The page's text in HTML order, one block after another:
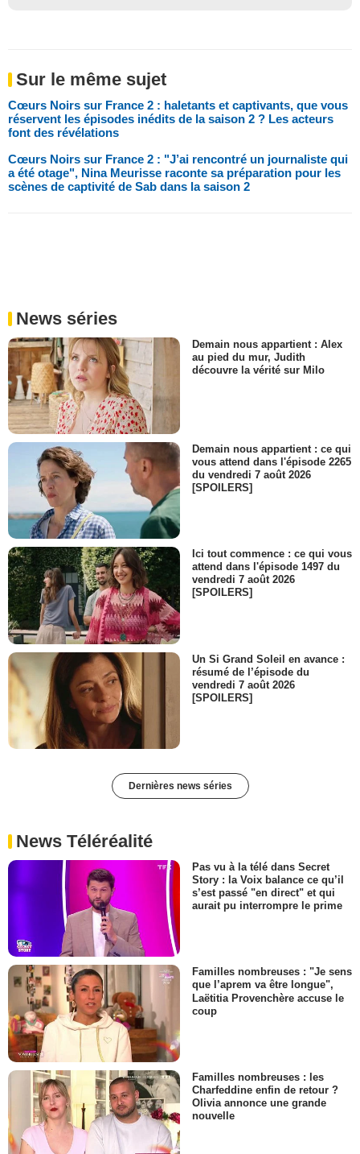
Sur le même sujet
Cœurs Noirs sur France 2 : haletants et captivants, que vous
réservent les épisodes inédits de la saison 2 ? Les acteurs
font des révélations
Cœurs Noirs sur France 2 : "J’ai rencontré un journaliste qui
a été otage", Nina Meurisse raconte sa préparation pour les
scènes de captivité de Sab dans la saison 2
News séries
Demain nous appartient : Alex
au pied du mur, Judith
découvre la vérité sur Milo
Demain nous appartient : ce qui
vous attend dans l'épisode 2265
du vendredi 7 août 2026
[SPOILERS]
Ici tout commence : ce qui vous
attend dans l'épisode 1497 du
vendredi 7 août 2026
[SPOILERS]
Un Si Grand Soleil en avance :
résumé de l’épisode du
vendredi 7 août 2026
[SPOILERS]
Dernières news séries
News Téléréalité
Pas vu à la télé dans Secret
Story : la Voix balance ce qu’il
s’est passé "en direct" et qui
aurait pu interrompre le prime
Familles nombreuses : "Je sens
que l’aprem va être longue",
Laëtitia Provenchère accuse le
coup
Familles nombreuses : les
Charfeddine enfin de retour ?
Olivia annonce une grande
nouvelle